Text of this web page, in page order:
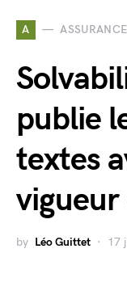
A ASSURANCE
publie
textes
vigueur
by Léo Guittet 17